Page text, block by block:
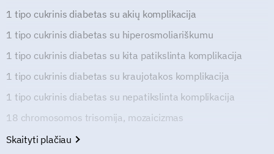
1 tipo cukrinis diabetas su akių komplikacija
1 tipo cukrinis diabetas su hiperosmoliariškumu
1 tipo cukrinis diabetas su kita patikslinta komplikacija
1 tipo cukrinis diabetas su kraujotakos komplikacija
1 tipo cukrinis diabetas su nepatikslinta komplikacija
18 chromosomos trisomija, mozaicizmas
Skaityti plačiau